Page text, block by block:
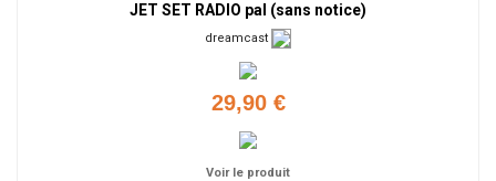
JET SET RADIO pal (sans notice)
dreamcast
29,90 €
Voir le produit